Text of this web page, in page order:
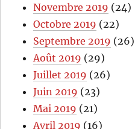
Novembre 2019 (24)
Octobre 2019 (22)
Septembre 2019 (26)
Août 2019 (29)
Juillet 2019 (26)
Juin 2019 (23)
Mai 2019 (21)
Avril 2019 (16)